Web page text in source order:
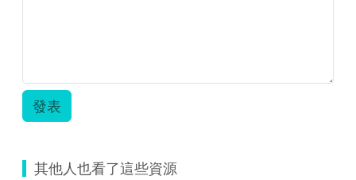
閱
發表
其他人也看了這些資源